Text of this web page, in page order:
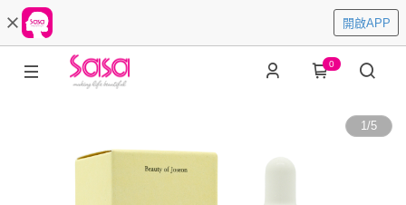
開啟APP
0
1/5